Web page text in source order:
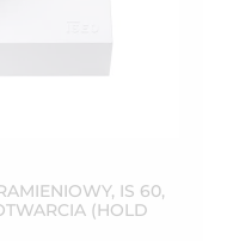
IS 60,
(HOLD